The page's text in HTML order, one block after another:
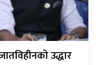
उद्धार